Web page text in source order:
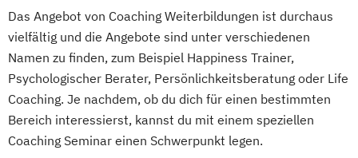
Das Angebot von Coaching Weiterbildungen ist durchaus
vielfältig und die Angebote sind unter verschiedenen
Namen zu finden, zum Beispiel Happiness Trainer,
Psychologischer Berater, Persönlichkeitsberatung oder Life
Coaching. Je nachdem, ob du dich für einen bestimmten
Bereich interessierst, kannst du mit einem speziellen
Coaching Seminar einen Schwerpunkt legen.